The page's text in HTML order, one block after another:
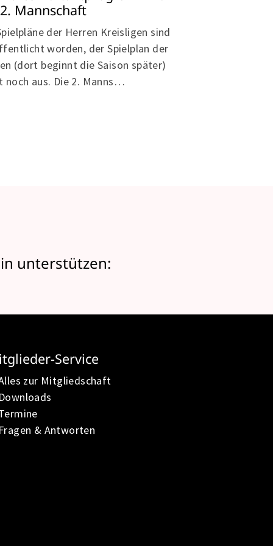
Mannschaft
der Herren Kreisligen sind
worden, der Spielplan der
(dort beginnt die Saison später)
noch aus. Die 2. Manns…
unterstützen:
Service
zur Mitgliedschaft
Downloads
Fragen & Antworten